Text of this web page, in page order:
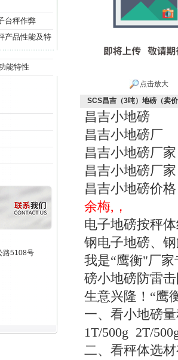
台秤作弊
产品性能及特
能特性
路5108号
点击放大
SCS昌吉（3吨）地磅（卖
昌吉小地磅
昌吉小地磅厂
昌吉小地磅厂家
昌吉小地磅厂家
昌吉小地磅价格
余梅,，
电子地磅按秤
钢电子地磅、
我是“鹰衡"厂
磅小地磅防雷
生意兴隆！“鹰
一、看小地磅
1T/500g 2T/
二、看秤体选